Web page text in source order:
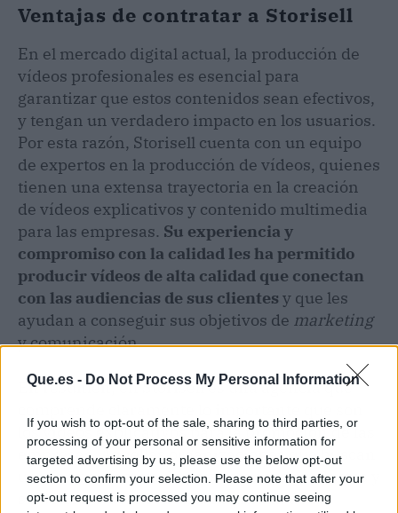
Que.es - Do Not Process My Personal Information
If you wish to opt-out of the sale, sharing to third parties, or
processing of your personal or sensitive information for
targeted advertising by us, please use the below opt-out
section to confirm your selection. Please note that after your
opt-out request is processed you may continue seeing
Ventajas de contratar a Storisell
En el mercado digital actual, la producción de
vídeos profesionales es esencial para
garantizar que estos contenidos sean efectivos,
y tengan un verdadero impacto en los usuarios.
Por esta razón, Storisell cuenta con un equipo
de expertos en la producción de vídeos, quienes
tienen una extensa trayectoria en la creación
de vídeos explicativos y contenido multimedia
para las empresas. Su experiencia y
compromiso con la calidad les ha permitido
producir vídeos de alta calidad que conectan
con las audiencias de sus clientes y que les
ayudan a conseguir sus objetivos de marketing
y comunicación.
En resumen, en Storisell es una agencia que
los vídeos explicativos para la promoción de las
empresas. Aquellas organizaciones que buscan
una forma efectiva de presentar sus productos y
servicios, o de mostrar la identidad de su